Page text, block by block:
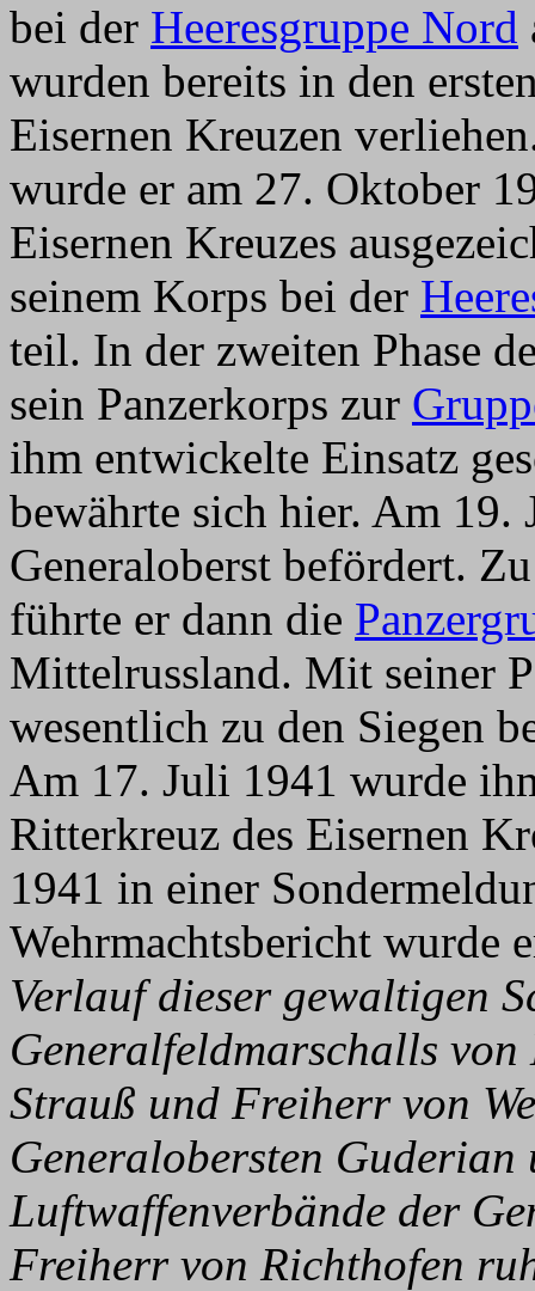
bei der Heeresgruppe Nord
wurden bereits in den
Eisernen Kreuzen
wurde er am 27. Oktober
Eisernen Kreuzes
seinem Korps bei der
teil. In der zweiten Phase
sein Panzerkorps zur
ihm entwickelte Einsatz
bewährte sich hier. Am
Generaloberst befördert.
führte er dann die
Mittelrussland. Mit seiner
wesentlich zu den Siegen
Am 17. Juli 1941 wurde
Ritterkreuz des Eisernen
1941 in einer
Wehrmachtsbericht wurde
Verlauf dieser gewaltigen
Generalfeldmarschalls
Strauß und Freiherr von
Generalobersten
Luftwaffenverbände der
Freiherr von Richthofen